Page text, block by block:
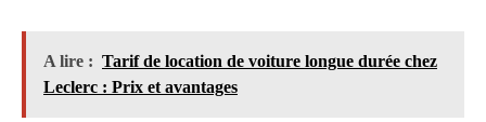
A lire : Tarif de location de voiture longue durée chez
Leclerc : Prix et avantages